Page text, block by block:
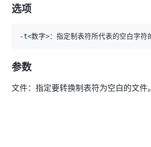
选项
-t<数字>
参数
文件：指定要转换制表符为空白的文件。